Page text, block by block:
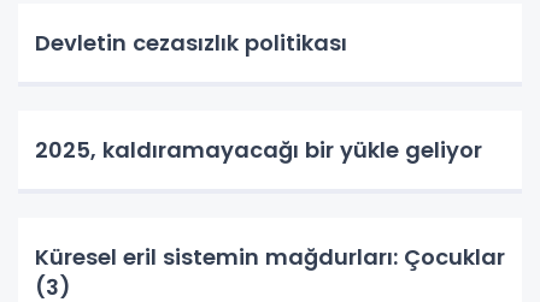
Devletin cezasızlık politikası
2025, kaldıramayacağı bir yükle geliyor
Küresel eril sistemin mağdurları: Çocuklar
(3)